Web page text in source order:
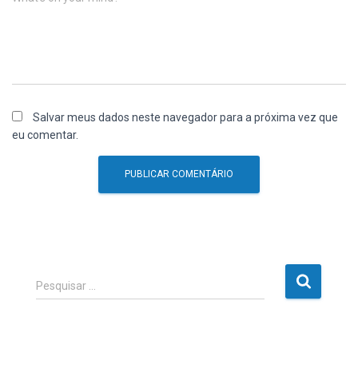
Salvar meus dados neste navegador para a próxima vez que
eu comentar.
P
e
Pesquisar …